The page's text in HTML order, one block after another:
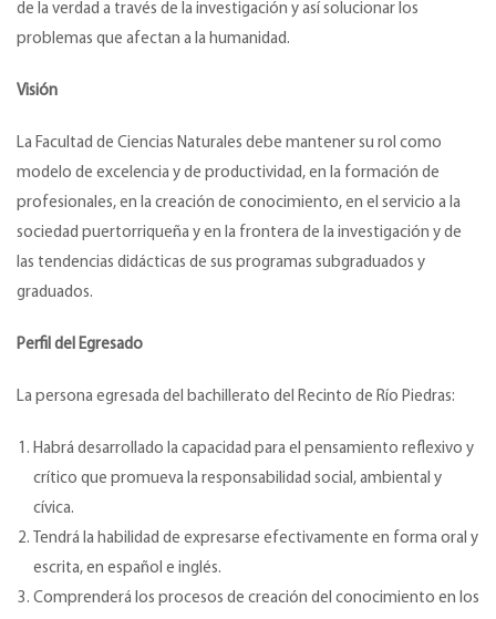
de la verdad a través de la investigación y así solucionar los
problemas que afectan a la humanidad.
Visión
La Facultad de Ciencias Naturales debe mantener su rol como
modelo de excelencia y de productividad, en la formación de
profesionales, en la creación de conocimiento, en el servicio a la
sociedad puertorriqueña y en la frontera de la investigación y de
las tendencias didácticas de sus programas subgraduados y
graduados.
Perfil del Egresado
La persona egresada del bachillerato del Recinto de Río Piedras:
Habrá desarrollado la capacidad para el pensamiento reflexivo y
crítico que promueva la responsabilidad social, ambiental y
cívica.
Tendrá la habilidad de expresarse efectivamente en forma oral y
escrita, en español e inglés.
Comprenderá los procesos de creación del conocimiento en los